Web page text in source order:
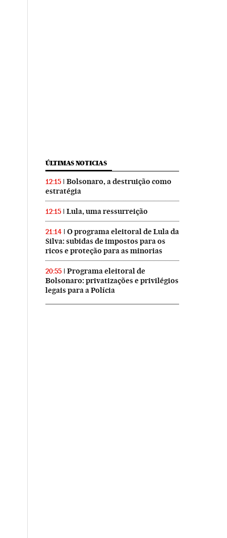
ÚLTIMAS NOTICIAS
12:15
Bolsonaro, a destruição como
estratégia
12:15 Lula, uma ressurreição
21:14
O programa eleitoral de Lula da
Silva: subidas de impostos para os
ricos e proteção para as minorias
20:55
Programa eleitoral de
Bolsonaro: privatizações e privilégios
legais para a Polícia